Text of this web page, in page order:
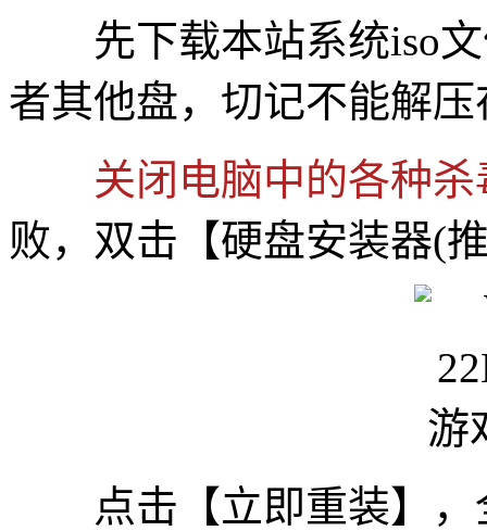
先下载本站系统iso文
者其他盘，切记不能解
关闭电脑中的各种
败，双击【硬盘安装器(
点击【立即重装】，